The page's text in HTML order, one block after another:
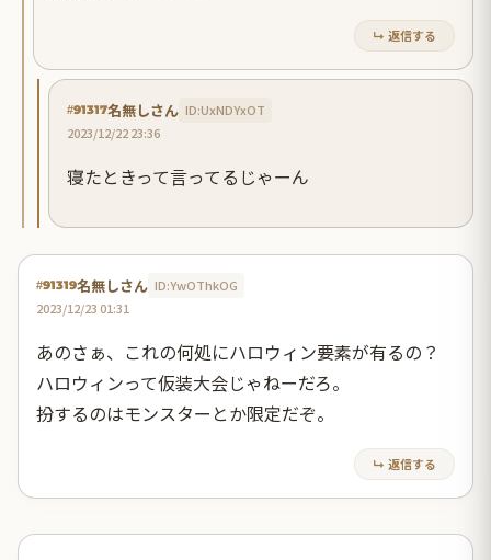
↳ 返信する
#91317名無しさん ID:UxNDYxOT
2023/12/22 23:36
寝たときって言ってるじゃーん
#91319名無しさん ID:YwOThkOG
2023/12/23 01:31
あのさぁ、これの何処にハロウィン要素が有るの？
ハロウィンって仮装大会じゃねーだろ。
扮するのはモンスターとか限定だぞ。
↳ 返信する